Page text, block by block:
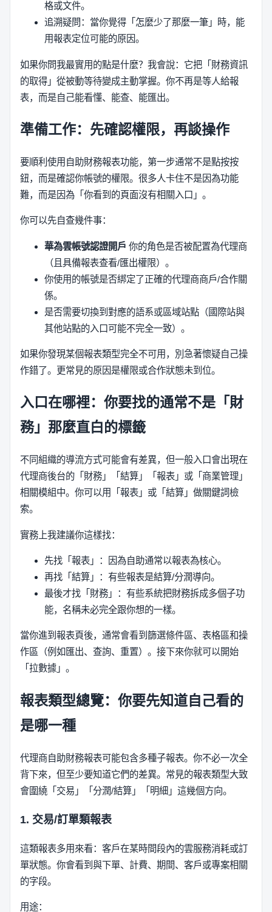
格或文件。
追溯疑問：當你覺得「怎麼少了那麼一筆」時，能
用報表定位可能的原因。
如果你問我最實用的點是什麼？我會說：它把「財務資訊
的取得」從被動等待變成主動掌握。你不再是等人給報
表，而是自己能看懂、能查、能匯出。
準備工作：先確認權限，再談操作
要順利使用自助財務報表功能，第一步通常不是點按按
鈕，而是確認你帳號的權限。很多人卡住不是因為功能
難，而是因為「你看到的頁面沒有相關入口」。
你可以先自查幾件事：
華為雲帳號認證開戶 你的角色是否被配置為代理商
（且具備報表查看/匯出權限）。
你使用的帳號是否綁定了正確的代理商商戶/合作關
係。
是否需要切換到對應的語系或區域站點（國際站與
其他站點的入口可能不完全一致）。
如果你發現某個報表類型完全不可用，別急著懷疑自己操
作錯了。更常見的原因是權限或合作狀態未到位。
入口在哪裡：你要找的通常不是「財
務」那麼直白的標籤
不同組織的導流方式可能會有差異，但一般入口會出現在
代理商後台的「財務」「結算」「報表」或「商業管理」
相關模組中。你可以用「報表」或「結算」做關鍵詞檢
索。
實務上我建議你這樣找：
先找「報表」：因為自助通常以報表為核心。
再找「結算」：有些報表是結算/分潤導向。
最後才找「財務」：有些系統把財務拆成多個子功
能，名稱未必完全跟你想的一樣。
當你進到報表頁後，通常會看到篩選條件區、表格區和操
作區（例如匯出、查詢、重置）。接下來你就可以開始
「拉數據」。
報表類型總覽：你要先知道自己看的
是哪一種
代理商自助財務報表可能包含多種子報表。你不必一次全
背下來，但至少要知道它們的差異。常見的報表類型大致
會圍繞「交易」「分潤/結算」「明細」這幾個方向。
1. 交易/訂單類報表
這類報表多用來看：客戶在某時間段內的雲服務消耗或訂
單狀態。你會看到與下單、計費、期間、客戶或專案相關
的字段。
用途：